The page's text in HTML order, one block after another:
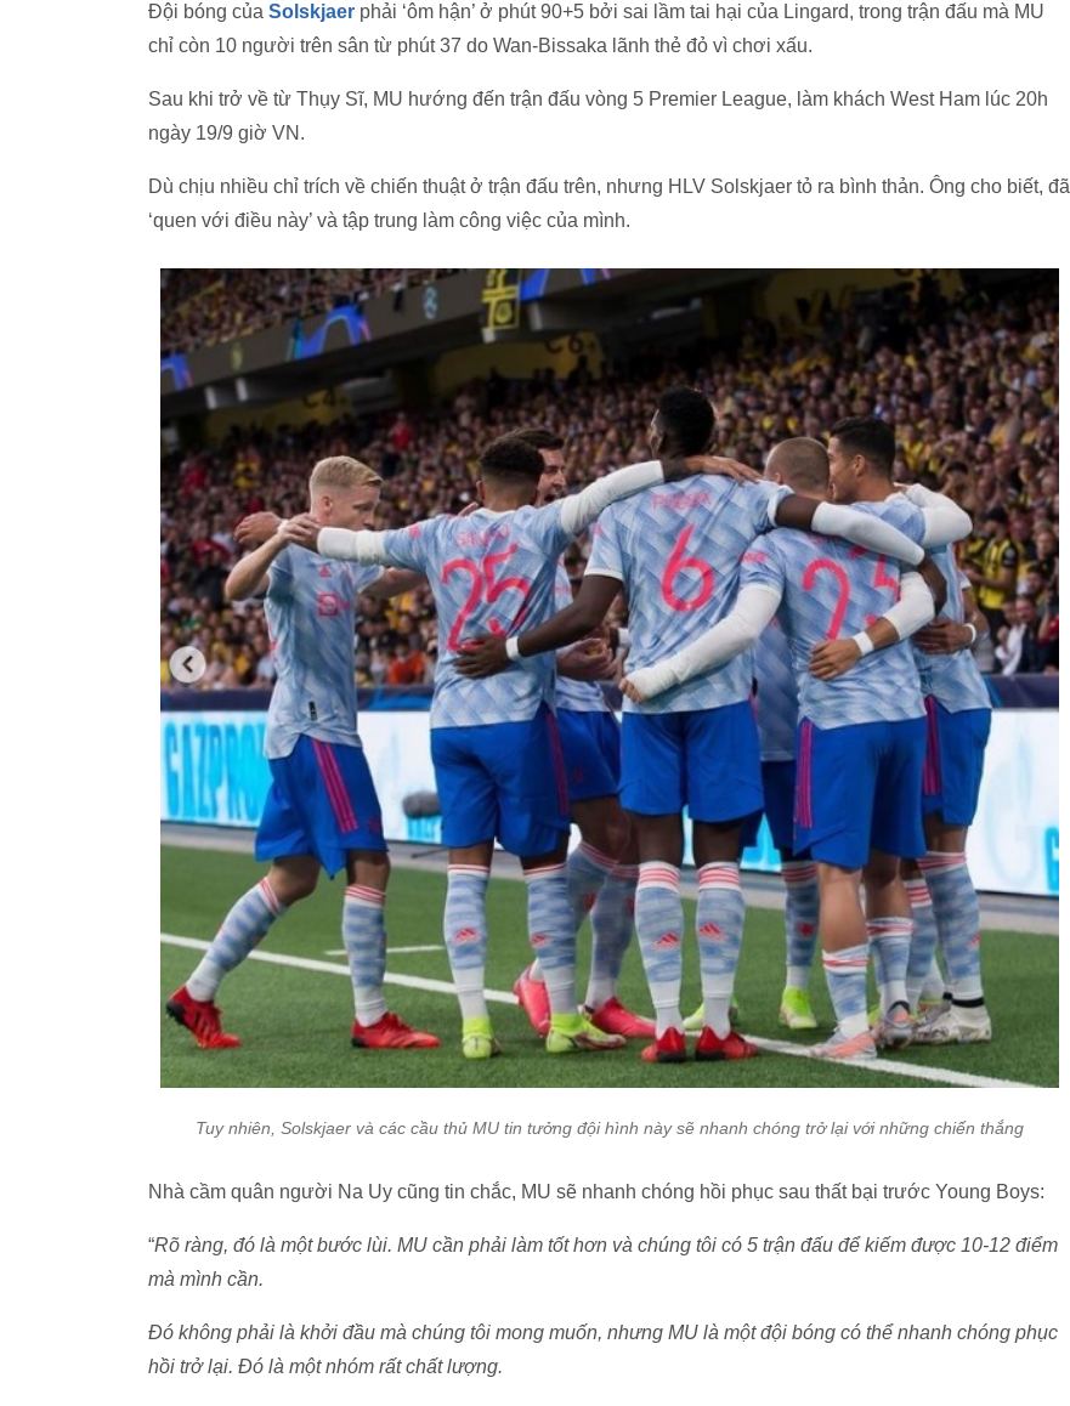
Đội bóng của Solskjaer phải ‘ôm hận’ ở phút 90+5 bởi sai lầm tai hại của Lingard, trong trận đấu mà MU
chỉ còn 10 người trên sân từ phút 37 do Wan-Bissaka lãnh thẻ đỏ vì chơi xấu.
Sau khi trở về từ Thụy Sĩ, MU hướng đến trận đấu vòng 5 Premier League, làm khách West Ham lúc 20h
ngày 19/9 giờ VN.
Dù chịu nhiều chỉ trích về chiến thuật ở trận đấu trên, nhưng HLV Solskjaer tỏ ra bình thản. Ông cho biết, đã
‘quen với điều này’ và tập trung làm công việc của mình.
Tuy nhiên, Solskjaer và các cầu thủ MU tin tưởng đội hình này sẽ nhanh chóng trở lại với những chiến thắng
Nhà cầm quân người Na Uy cũng tin chắc, MU sẽ nhanh chóng hồi phục sau thất bại trước Young Boys:
“Rõ ràng, đó là một bước lùi. MU cần phải làm tốt hơn và chúng tôi có 5 trận đấu để kiếm được 10-12 điểm
mà mình cần.
Đó không phải là khởi đầu mà chúng tôi mong muốn, nhưng MU là một đội bóng có thể nhanh chóng phục
hồi trở lại. Đó là một nhóm rất chất lượng.